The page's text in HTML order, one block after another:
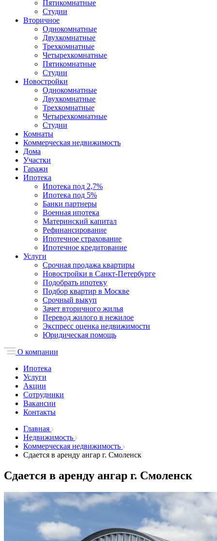
Пятикомнатные
Студии
Вторичное
Однокомнатные
Двухкомнатные
Трехкомнатные
Четырехкомнатные
Пятикомнатные
Студии
Новостройки
Однокомнатные
Двухкомнатные
Трехкомнатные
Четырехкомнатные
Студии
Комнаты
Коммерческая недвижимость
Дома
Участки
Гаражи
Ипотека
Ипотека под 2,7%
Ипотека под 5%
Банки партнеры
Военная ипотека
Материнский капитал
Рефинансирование
Ипотечное страхование
Ипотечное кредитование
Услуги
Срочная продажа квартиры
Новостройки в Санкт-Петербурге
Подобрать ипотеку
Подбор квартир в Москве
Срочный выкуп
Зачет вторичного жилья
Перевод жилого в нежилое
Экспресс оценка недвижимости
Юридическая помощь
О компании
Ипотека
Услуги
Акции
Сотрудники
Вакансии
Контакты
Главная
Недвижимость
Коммерческая недвижимость
Сдается в аренду ангар г. Смоленск
Сдается в аренду ангар г. Смоленск